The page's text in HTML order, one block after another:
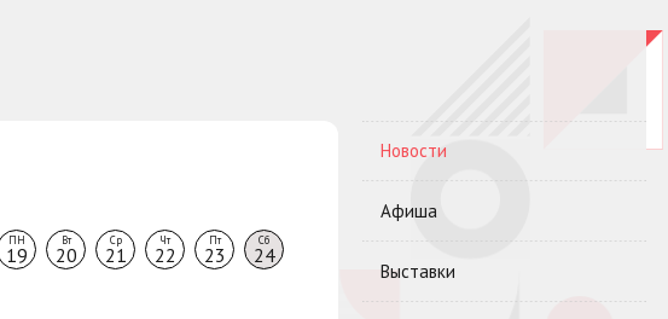
ПН
19
Вт
20
Ср
21
Чт
22
Пт
23
Сб
24
Новости
Афиша
Выставки